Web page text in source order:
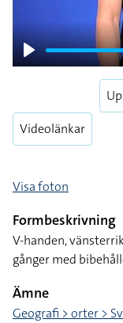
Play
Videolänkar
Visa foton
Formbeskrivning
V-handen,
gånger med
Ämne
Geografi > orter >